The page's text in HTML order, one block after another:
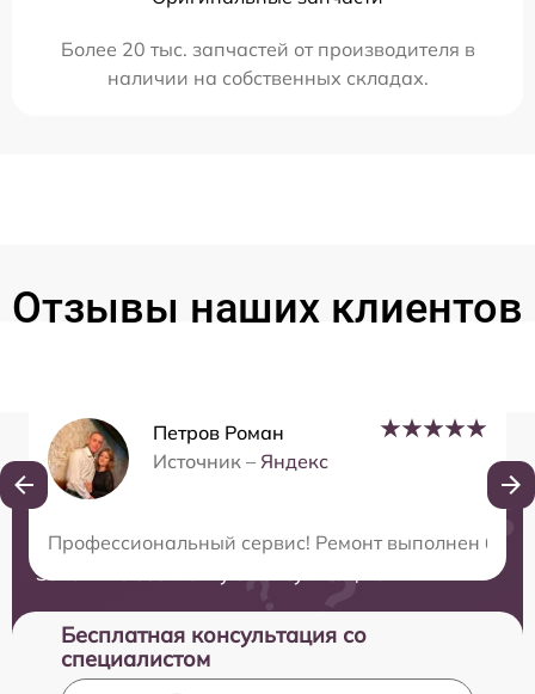
Более 20 тыс. запчастей от производителя в
наличии на собственных складах.
Отзывы наших клиентов
Петров Роман
Источник – Яндекс
Профессиональный сервис! Ремонт выполнен
Нужна консультация?
Закажите бесплатную консультацию
Бесплатная консультация со
специалистом